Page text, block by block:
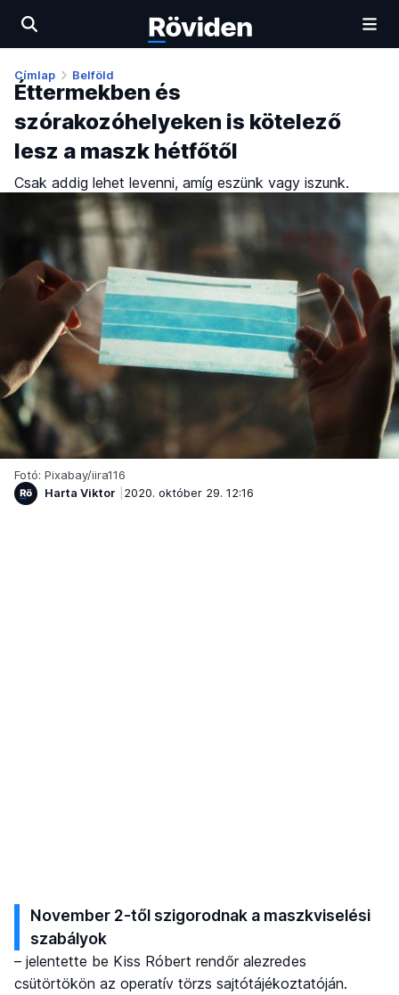
Címlap Belföld
Éttermekben és
szórakozóhelyeken is kötelező
lesz a maszk hétfőtől
Csak addig lehet levenni, amíg eszünk vagy iszunk.
Fotó: Pixabay/iira116
Harta Viktor
2020. október 29. 12:16
November 2-től szigorodnak a maszkviselési
szabályok
– jelentette be Kiss Róbert rendőr alezredes
csütörtökön az operatív törzs sajtótájékoztatóján.